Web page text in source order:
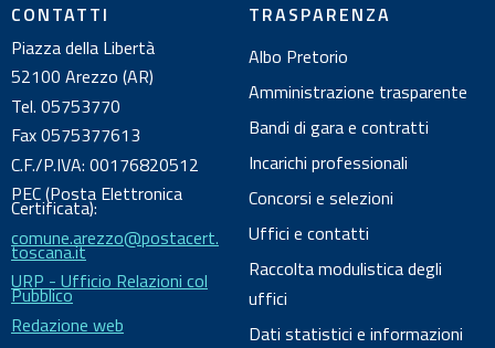
d
o
c
u
m
e
n
t
o
CONTATTI
Piazza della Libertà
52100 Arezzo (AR)
Tel. 05753770
Fax 0575377613
C.F./P.IVA: 00176820512
PEC (Posta Elettronica
Certificata):
comune.arezzo@postacert.
toscana.it
URP - Ufficio Relazioni col
Pubblico
Redazione web
TRASPARENZA
Albo Pretorio
Amministrazione trasparente
Bandi di gara e contratti
Incarichi professionali
Concorsi e selezioni
Uffici e contatti
Raccolta modulistica degli
uffici
Dati statistici e informazioni